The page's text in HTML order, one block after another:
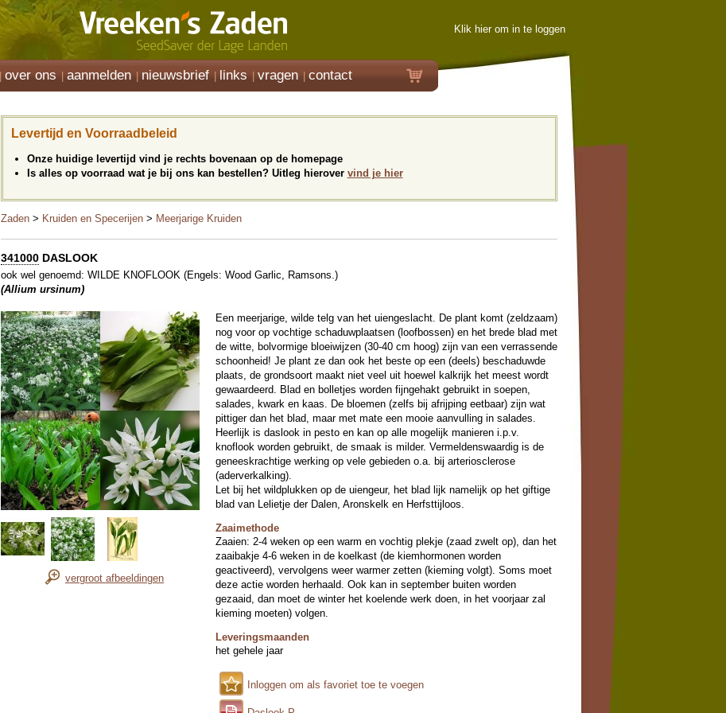
Klik hier om in te loggen
over ons aanmelden nieuwsbrief links vragen contact
Levertijd en Voorraadbeleid
Onze huidige levertijd vind je rechts bovenaan op de homepage
Is alles op voorraad wat je bij ons kan bestellen? Uitleg hierover vind je hier
Zaden > Kruiden en Specerijen > Meerjarige Kruiden
341000 DASLOOK
ook wel genoemd: WILDE KNOFLOOK (Engels: Wood Garlic, Ramsons.)
(Allium ursinum)
vergroot afbeeldingen
Een meerjarige, wilde telg van het uiengeslacht. De plant komt (zeldzaam)
nog voor op vochtige schaduwplaatsen (loofbossen) en het brede blad met
de witte, bolvormige bloeiwijzen (30-40 cm hoog) zijn van een verrassende
schoonheid! Je plant ze dan ook het beste op een (deels) beschaduwde
plaats, de grondsoort maakt niet veel uit hoewel kalkrijk het meest wordt
gewaardeerd. Blad en bolletjes worden fijngehakt gebruikt in soepen,
salades, kwark en kaas. De bloemen (zelfs bij afrijping eetbaar) zijn wat
pittiger dan het blad, maar met mate een mooie aanvulling in salades.
Heerlijk is daslook in pesto en kan op alle mogelijk manieren i.p.v.
knoflook worden gebruikt, de smaak is milder. Vermeldenswaardig is de
geneeskrachtige werking op vele gebieden o.a. bij arteriosclerose
(aderverkalking).
Let bij het wildplukken op de uiengeur, het blad lijk namelijk op het giftige
blad van Lelietje der Dalen, Aronskelk en Herfsttijloos.
Zaaimethode
Zaaien: 2-4 weken op een warm en vochtig plekje (zaad zwelt op), dan het
zaaibakje 4-6 weken in de koelkast (de kiemhormonen worden
geactiveerd), vervolgens weer warmer zetten (kieming volgt). Soms moet
deze actie worden herhaald. Ook kan in september buiten worden
gezaaid, dan moet de winter het koelende werk doen, in het voorjaar zal
kieming moeten) volgen.
Leveringsmaanden
het gehele jaar
Inloggen om als favoriet toe te voegen